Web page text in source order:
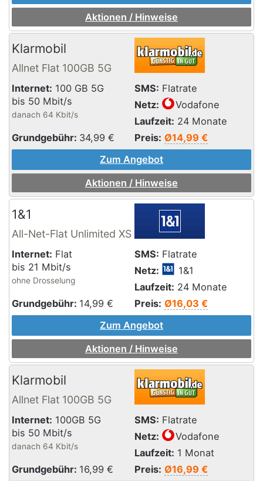
Aktionen / Hinweise
Klarmobil
Allnet Flat 100GB 5G
Internet: 100 GB 5G
bis 50 Mbit/s
danach 64 Kbit/s
SMS: Flatrate
Netz:
Vodafone
Laufzeit: 24 Monate
Grundgebühr: 34,99 € Preis: Ø14,99 €
Zum Angebot
Aktionen / Hinweise
1&1
All-Net-Flat Unlimited XS
Internet: Flat
bis 21 Mbit/s
ohne Drosselung
SMS: Flatrate
Netz:
1&1
Laufzeit: 24 Monate
Grundgebühr: 14,99 € Preis: Ø16,03 €
Zum Angebot
Aktionen / Hinweise
Klarmobil
Allnet Flat 100GB 5G
Internet: 100GB 5G
bis 50 Mbit/s
danach 64 Kbit/s
SMS: Flatrate
Netz:
Vodafone
Laufzeit: 1 Monat
Grundgebühr: 16,99 € Preis: Ø16,99 €